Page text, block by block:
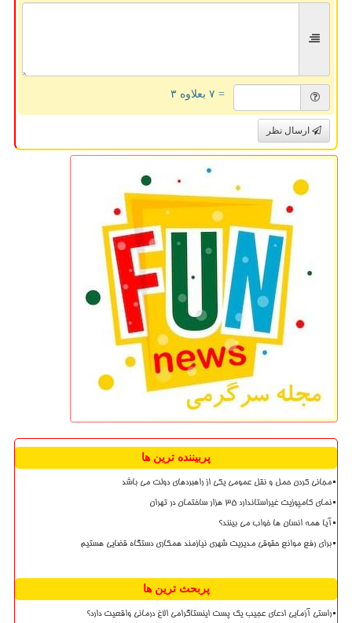
= ۷ بعلاوه ۳
ارسال نظر
پربیننده ترین ها
مجانی کردن حمل و نقل عمومی یکی از راهبردهای دولت می باشد
نمای کامپوزیت غیراستاندارد ۳۵ هزار ساختمان در تهران
آیا همه انسان ها خواب می بینند؟
برای رفع موانع حقوقی مدیریت شهری نیازمند همکاری دستگاه قضایی هستیم
پربحث ترین ها
راستی آزمایی ادعای عجیب یک پست اینستاگرامی الاغ درمانی واقعیت دارد؟